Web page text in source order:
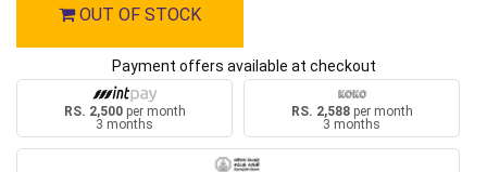
OUT OF STOCK
Payment offers available at checkout
RS. 2,500per month
3 months
RS. 2,588per month
3 months